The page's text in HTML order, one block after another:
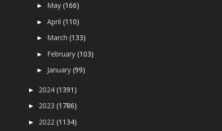
► May(166)
►April(110)
► March(133)
► February(103)
► January(99)
► 2024(1391)
► 2023(1786)
► 2022(1134)